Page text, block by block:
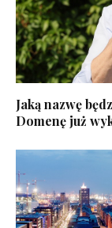
Jaką nazwę
Domenę już